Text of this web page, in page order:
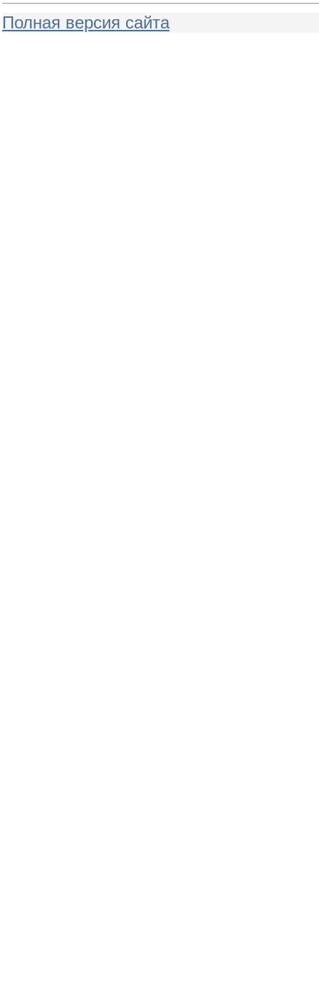
Полная версия сайта